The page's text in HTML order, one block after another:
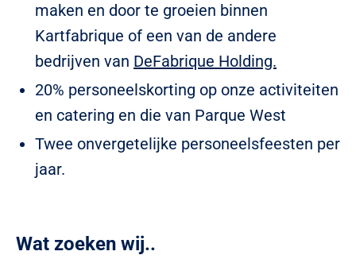
maken en door te groeien binnen
Kartfabrique of een van de andere
bedrijven van DeFabrique Holding.
20% personeelskorting op onze activiteiten
en catering en die van Parque West
Twee onvergetelijke personeelsfeesten per
jaar.
Wat zoeken wij..